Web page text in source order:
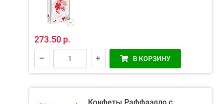
273.50 р.
В КОРЗИНУ